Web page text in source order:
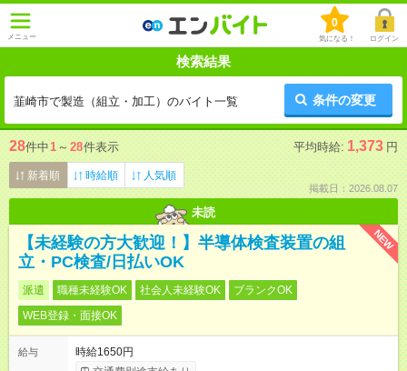
メニュー
0
気になる！ ログイン
検索結果
韮崎市で製造（組立・加工）のバイト一覧 条件の変更
28件中1 ～ 28件表示 平均時給: 1,373 円
新着順 時給順 人気順
掲載日：2026.08.07
未読
NEW
【未経験の方大歓迎！】半導体検査装置の組
立・PC検査/日払いOK
派遣 職種未経験OK 社会人未経験OK
ブランクOK
WEB登録・面接OK
給与
時給1650円